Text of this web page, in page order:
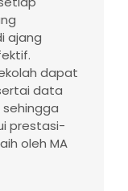
ajang
dapat
data
prestasi-
oleh MA